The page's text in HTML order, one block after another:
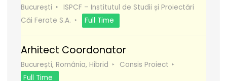
București
ISPCF – Institutul de Studii și Proiectări
Căi Ferate S.A.
Full Time
Arhitect Coordonator
București, România, Hibrid
Consis Proiect
Full Time